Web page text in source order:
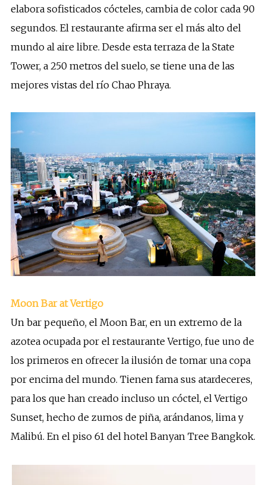
elabora sofisticados cócteles, cambia de color cada 90
segundos. El restaurante afirma ser el más alto del
mundo al aire libre. Desde esta terraza de la State
Tower, a 250 metros del suelo, se tiene una de las
mejores vistas del río Chao Phraya.
Moon Bar at Vertigo
Un bar pequeño, el Moon Bar, en un extremo de la
azotea ocupada por el restaurante Vertigo, fue uno de
los primeros en ofrecer la ilusión de tomar una copa
por encima del mundo. Tienen fama sus atardeceres,
para los que han creado incluso un cóctel, el Vertigo
Sunset, hecho de zumos de piña, arándanos, lima y
Malibú. En el piso 61 del hotel Banyan Tree Bangkok.